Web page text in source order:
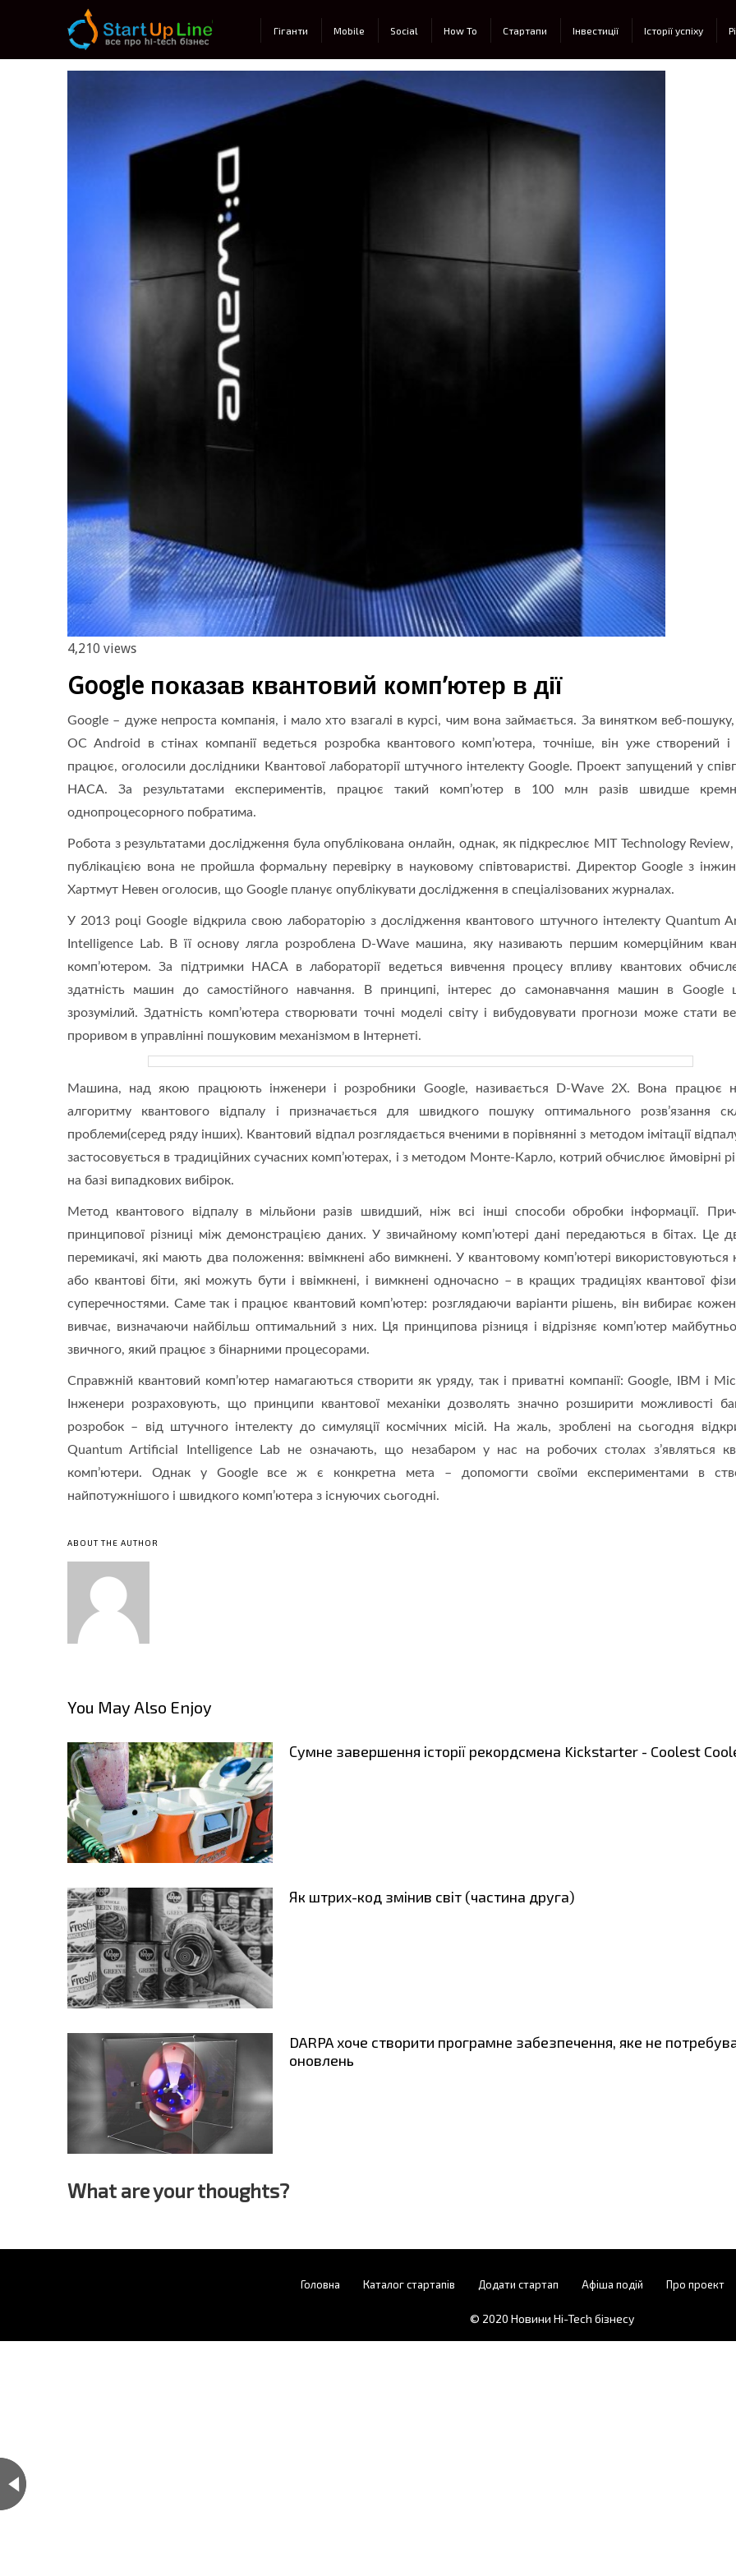
Main menu Гіганти Mobile Social How To Стартапи Інвестиції Історії успіху
Post navigation
4,210 views
Google показав квантовий комп’ютер в дії
Google – дуже непроста компанія, і мало хто взагалі в курсі, чим вона займається. За винятком веб-пошуку,
ОС Android в стінах компанії ведеться розробка квантового комп’ютера, точніше, він уже створений і
працює, оголосили дослідники Квантової лабораторії штучного інтелекту Googlе. Проект запущений у
НАСА. За результатами експериментів, працює такий комп’ютер в 100 млн разів швидше
однопроцесорного побратима.
Робота з результатами дослідження була опублікована онлайн, однак, як підкреслює MIT Technology
публікацією вона не пройшла формальну перевірку в науковому співтоваристві. Директор Google з
Хартмут Невен оголосив, що Google планує опублікувати дослідження в спеціалізованих журналах.
У 2013 році Google відкрила свою лабораторію з дослідження квантового штучного інтелекту Quantum
Intelligence Lab. В її основу лягла розроблена D-Wave машина, яку називають першим комерційним
комп’ютером. За підтримки НАСА в лабораторії ведеться вивчення процесу впливу квантових
здатність машин до самостійного навчання. В принципі, інтерес до самонавчання машин в Google
зрозумілий. Здатність комп’ютера створювати точні моделі світу і вибудовувати прогнози може стати
проривом в управлінні пошуковим механізмом в Інтернеті.
Машина, над якою працюють інженери і розробники Google, називається D-Wave 2X. Вона працює
алгоритму квантового відпалу і призначається для швидкого пошуку оптимального розв’язання
проблеми(серед ряду інших). Квантовий відпал розглядається вченими в порівнянні з методом імітації
застосовується в традиційних сучасних комп’ютерах, і з методом Монте-Карло, котрий обчислює ймовірні
на базі випадкових вибірок.
Метод квантового відпалу в мільйони разів швидший, ніж всі інші способи обробки інформації.
принципової різниці між демонстрацією даних. У звичайному комп’ютері дані передаються в бітах. Це
перемикачі, які мають два положення: ввімкнені або вимкнені. У квантовому комп’ютері використовуються
або квантові біти, які можуть бути і ввімкнені, і вимкнені одночасно – в кращих традиціях квантової
суперечностями. Саме так і працює квантовий комп’ютер: розглядаючи варіанти рішень, він вибирає кожен
вивчає, визначаючи найбільш оптимальний з них. Ця принципова різниця і відрізняє комп’ютер
звичного, який працює з бінарними процесорами.
Справжній квантовий комп’ютер намагаються створити як уряду, так і приватні компанії: Google, IBM і
Інженери розраховують, що принципи квантової механіки дозволять значно розширити можливості
розробок – від штучного інтелекту до симуляції космічних місій. На жаль, зроблені на сьогодня
Quantum Artificial Intelligence Lab не означають, що незабаром у нас на робочих столах з’являться
комп’ютери. Однак у Google все ж є конкретна мета – допомогти своїми експериментами в
найпотужнішого і швидкого комп’ютера з існуючих сьогодні.
ABOUT THE AUTHOR
You May Also Enjoy
Сумне завершення історії рекордсмена Kickstarter - Coolest
Як штрих-код змінив світ (частина друга)
DARPA хоче створити програмне забезпечення, яке не
оновлень
What are your thoughts?
Головна Каталог стартапів Додати стартап Афіша подій Про проект
© 2020 Новини Hi-Tech бізнесу